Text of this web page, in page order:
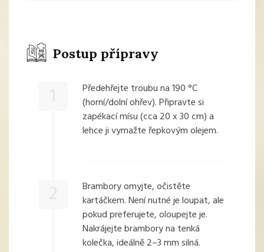
Postup přípravy
Předehřejte troubu na 190 °C
(horní/dolní ohřev). Připravte si
zapékací mísu (cca 20 x 30 cm) a
lehce ji vymažte řepkovým olejem.
Brambory omyjte, očistěte
kartáčkem. Není nutné je loupat, ale
pokud preferujete, oloupejte je.
Nakrájejte brambory na tenká
kolečka, ideálně 2–3 mm silná.